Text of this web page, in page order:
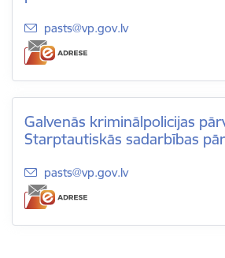
E-pasts:
pasts@vp.gov.lv
Galvenās kriminālpolicijas
Starptautiskās sadarbības
E-pasts:
pasts@vp.gov.lv